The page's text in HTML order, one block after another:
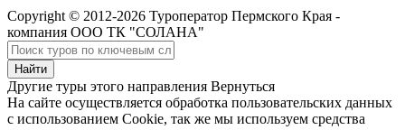
Copyright © 2012-2026 Туроператор Пермского Края -
компания ООО ТК "СОЛАНА"
Другие туры этого направления Вернуться
На сайте осуществляется обработка пользовательских данных
с использованием Cookie, так же мы используем средства